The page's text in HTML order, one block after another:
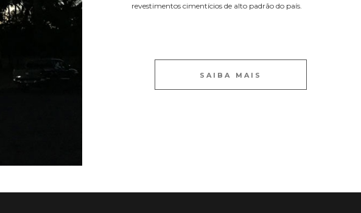
revestimentos cimentícios de alto padrão do país.
SAIBA MAIS